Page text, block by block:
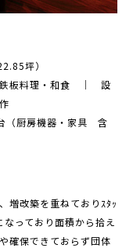
坪）
板料理・和食 ｜ 設
厨房機器・家具 含
増改築を重ねておりｽﾀｯ
っており面積から拾え
確保できておらず団体